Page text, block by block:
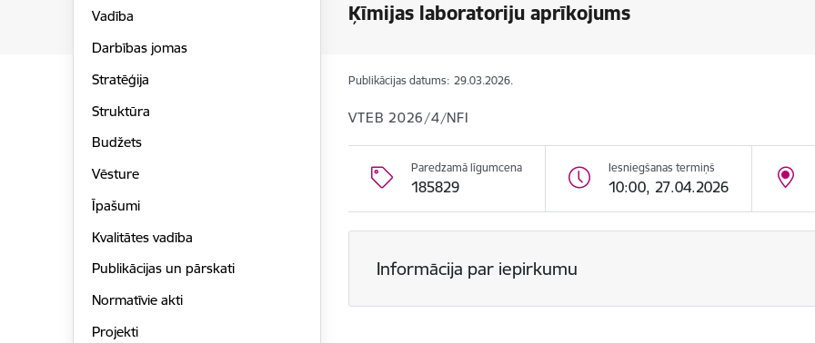
Ķīmijas laboratoriju aprīkojums
Vadība
Darbības jomas
Stratēģija
Struktūra
Budžets
Vēsture
Īpašumi
Kvalitātes vadība
Publikācijas un pārskati
Normatīvie akti
Projekti
Publikācijas datums: 29.03.2026.
VTEB 2026/4/NFI
Paredzamā līgumcena
185829
Iesniegšanas termiņš
10:00, 27.04.2026
Informācija par iepirkumu